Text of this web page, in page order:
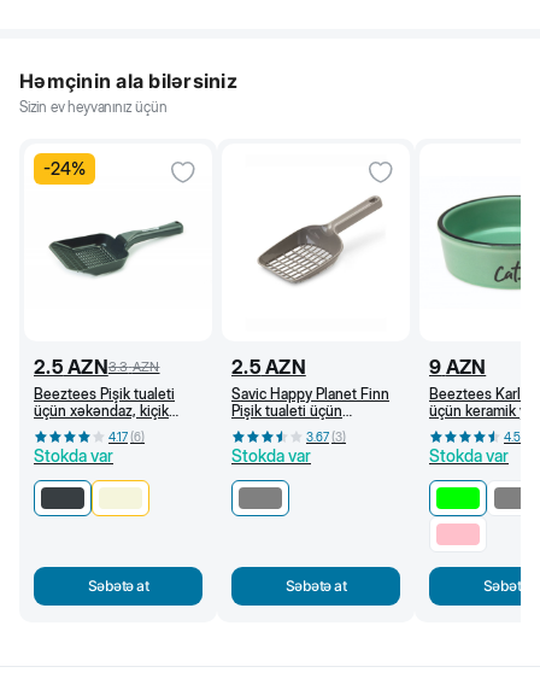
Həmçinin ala bilərsiniz
Sizin ev heyvanınız üçün
-24%
2.5 AZN3.3 AZN
Beeztees Pişik tualeti
üçün xəkəndaz, kiçik
dəlikli (Antrasit)
4.17(6)
Stokda var
Səbətə at
2.5 AZN
Savic Happy Planet Finn
Pişik tualeti üçün
xəkəndaz, boz
3.67(3)
Stokda var
Səbətə at
9 AZN
Beeztees Karlie
üçün keramik
250 ml (Yaşıl)
4.5
Stokda var
Səbətə